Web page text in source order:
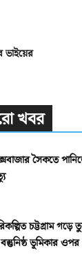
ভাইয়ের
খবর
সৈকতে
চট্টগ্রাম গড়ে
ভূমিকার